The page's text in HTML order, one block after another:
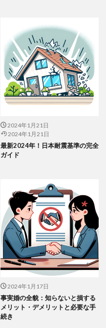
2024年1月21日
2024年1月21日
最新2024年！日本耐震基準の完全
ガイド
2024年1月17日
事実婚の全貌：知らないと損する
メリット・デメリットと必要な手
続き